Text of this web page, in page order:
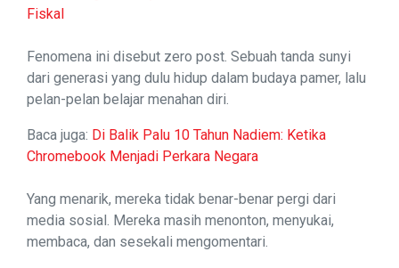
Fiskal
Fenomena ini disebut zero post. Sebuah tanda sunyi
dari generasi yang dulu hidup dalam budaya pamer, lalu
pelan-pelan belajar menahan diri.
Baca juga: Di Balik Palu 10 Tahun Nadiem: Ketika
Chromebook Menjadi Perkara Negara
Yang menarik, mereka tidak benar-benar pergi dari
media sosial. Mereka masih menonton, menyukai,
membaca, dan sesekali mengomentari.